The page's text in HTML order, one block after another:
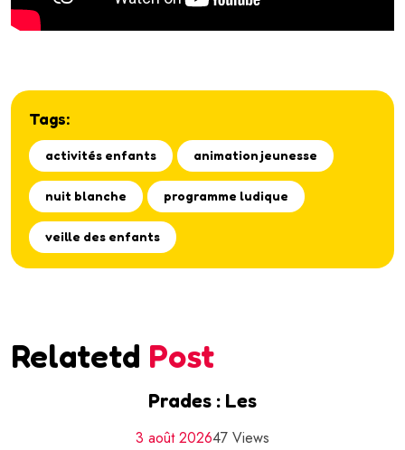
Tags:
activités enfants animation jeunesse
nuit blanche programme ludique
veille des enfants
Relatetd Post
Prades : Les
3 août 202647 Views